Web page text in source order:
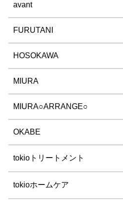
avant
FURUTANI
HOSOKAWA
MIURA
MIURA○ARRANGE○
OKABE
tokioトリートメント
tokioホームケア